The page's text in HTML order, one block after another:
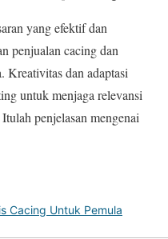
yang efektif dan
penjualan cacing dan
Kreativitas dan adaptasi
untuk menjaga relevansi
penjelasan mengenai
Cacing Untuk Pemula